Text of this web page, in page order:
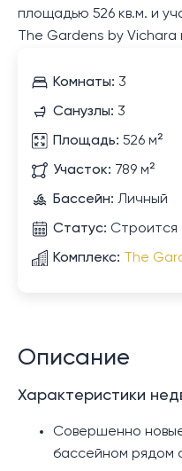
площадью 526 кв.м. и
The Gardens by
Комнаты: 3
Санузлы: 3
Площадь: 526 м²
Участок: 789 м²
Бассейн: Личный
Статус: Строится
Комплекс: The
Описание
Характеристики
Совершенно
бассейном рядом